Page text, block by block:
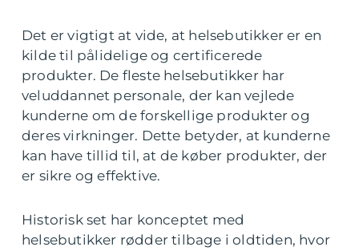
Det er vigtigt at vide, at helsebutikker er en
kilde til pålidelige og certificerede
produkter. De fleste helsebutikker har
veluddannet personale, der kan vejlede
kunderne om de forskellige produkter og
deres virkninger. Dette betyder, at kunderne
kan have tillid til, at de køber produkter, der
er sikre og effektive.
Historisk set har konceptet med
helsebutikker rødder tilbage i oldtiden, hvor